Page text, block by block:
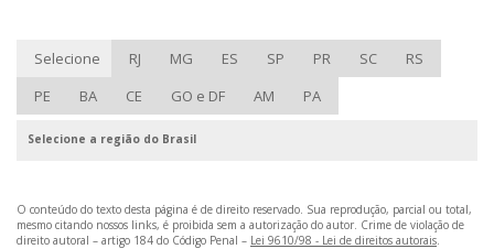
Selecione RJ MG ES SP PR SC
RS
PE
BA CE GO e DF AM PA
Selecione a região do Brasil
O conteúdo do texto desta página é de direito reservado. Sua reprodução, parcial ou total,
mesmo citando nossos links, é proibida sem a autorização do autor. Crime de violação de
direito autoral – artigo 184 do Código Penal – Lei 9610/98 - Lei de direitos autorais.